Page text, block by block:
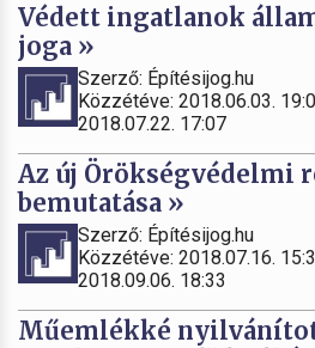
Védett ingatlanok
joga »
Szerző: Építésijog.hu
Közzétéve: 2018.06.03.
2018.07.22. 17:07
Az új Örökségvédelmi
bemutatása »
Szerző: Építésijog.hu
Közzétéve: 2018.07.16.
2018.09.06. 18:33
Műemlékké